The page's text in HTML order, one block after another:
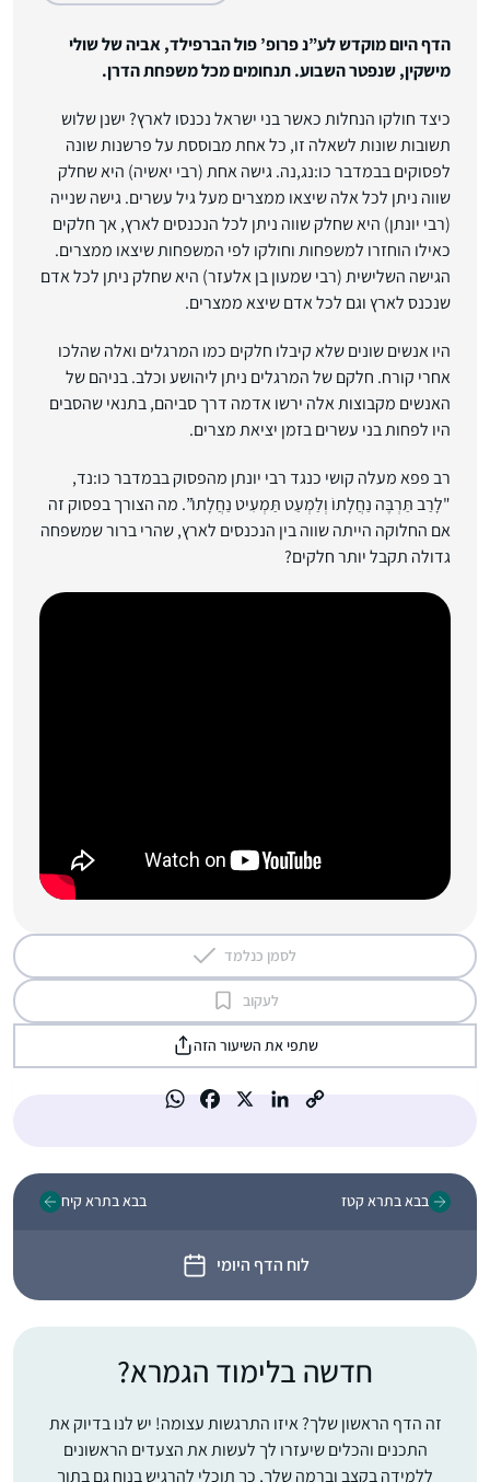
הדף היום מוקדש לע”נ פרופ’ פול הברפילד, אביה של שולי
מישקין, שנפטר השבוע. תנחומים מכל משפחת הדרן.
כיצד חולקו הנחלות כאשר בני ישראל נכנסו לארץ? ישנן שלוש
תשובות שונות לשאלה זו, כל אחת מבוססת על פרשנות שונה
לפסוקים בבמדבר כו:נג,נה. גישה אחת (רבי יאשיה) היא שחלק
שווה ניתן לכל אלה שיצאו ממצרים מעל גיל עשרים. גישה שנייה
(רבי יונתן) היא שחלק שווה ניתן לכל הנכנסים לארץ, אך חלקים
כאילו הוחזרו למשפחות וחולקו לפי המשפחות שיצאו ממצרים.
הגישה השלישית (רבי שמעון בן אלעזר) היא שחלק ניתן לכל אדם
שנכנס לארץ וגם לכל אדם שיצא ממצרים.
היו אנשים שונים שלא קיבלו חלקים כמו המרגלים ואלה שהלכו
אחרי קורח. חלקם של המרגלים ניתן ליהושע וכלב. בניהם של
האנשים מקבוצות אלה ירשו אדמה דרך סביהם, בתנאי שהסבים
היו לפחות בני עשרים בזמן יציאת מצרים.
רב פפא מעלה קושי כנגד רבי יונתן מהפסוק בבמדבר כו:נד,
"לָרַב תַּרְבֶּה נַחֲלָתוֹ וְלַמְעַט תַּמְעִיט נַחֲלָתוֹ”. מה הצורך בפסוק זה
אם החלוקה הייתה שווה בין הנכנסים לארץ, שהרי ברור שמשפחה
גדולה תקבל יותר חלקים?
לסמן כנלמד
לעקוב
שתפי את השיעור הזה
בבא בתרא קטז
לוח הדף היומי
בבא בתרא קיח
חדשה בלימוד הגמרא?
זה הדף הראשון שלך? איזו התרגשות עצומה! יש לנו בדיוק את
התכנים והכלים שיעזרו לך לעשות את הצעדים הראשונים
ללמידה בקצב וברמה שלך, כך תוכלי להרגיש בנוח גם בתוך